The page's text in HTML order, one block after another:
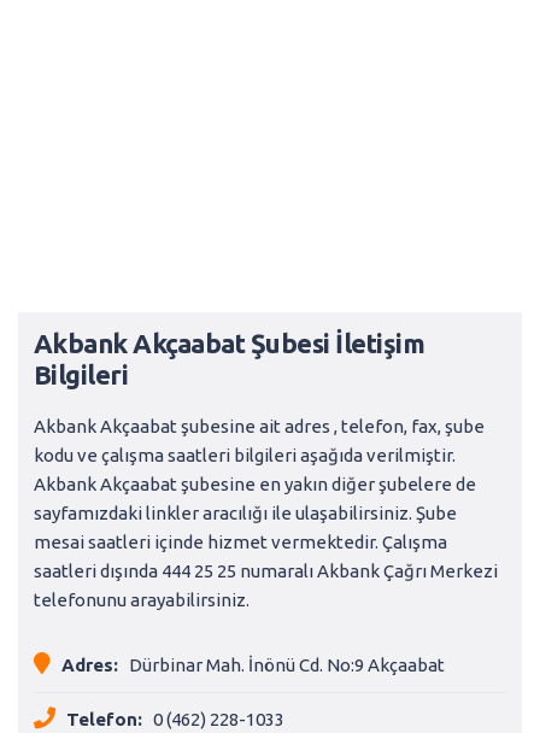
Akbank Akçaabat Şubesi İletişim
Bilgileri
Akbank Akçaabat şubesine ait adres , telefon, fax, şube
kodu ve çalışma saatleri bilgileri aşağıda verilmiştir.
Akbank Akçaabat şubesine en yakın diğer şubelere de
sayfamızdaki linkler aracılığı ile ulaşabilirsiniz. Şube
mesai saatleri içinde hizmet vermektedir. Çalışma
saatleri dışında 444 25 25 numaralı Akbank Çağrı Merkezi
telefonunu arayabilirsiniz.
Adres: Dürbinar Mah. İnönü Cd. No:9 Akçaabat
Telefon: 0 (462) 228-1033